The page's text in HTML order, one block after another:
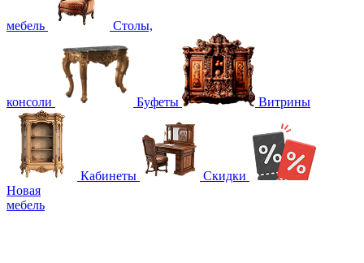
мебель Столы,
консоли Буфеты Витрины
Кабинеты
Скидки
Новая
мебель